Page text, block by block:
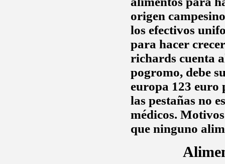
origen
los efectivos
para hacer
richards cuenta
pogromo, debe
europa 123 euro
las pestañas no
médicos.
que ninguno